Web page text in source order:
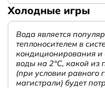
Холодные игры
Вода является
теплоносителем в
кондиционирования и
воды на 2°С, какой из
(при условии равного
магистрали) будет